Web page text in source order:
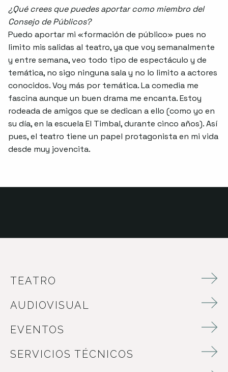
¿Qué crees que puedes aportar como miembro del
Consejo de Públicos?
Puedo aportar mi «formación de público» pues no
limito mis salidas al teatro, ya que voy semanalmente
y entre semana, veo todo tipo de espectáculo y de
temática, no sigo ninguna sala y no lo limito a actores
conocidos. Voy más por temática. La comedia me
fascina aunque un buen drama me encanta. Estoy
rodeada de amigos que se dedican a ello (como yo en
su día, en la escuela El Timbal, durante cinco años). Así
pues, el teatro tiene un papel protagonista en mi vida
desde muy jovencita.
TEATRO
AUDIOVISUAL
EVENTOS
SERVICIOS TÉCNICOS